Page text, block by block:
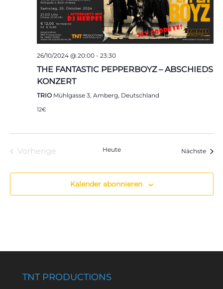
26/10/2024 @ 20:00- 23:30
THE FANTASTIC PEPPERBOYZ – ABSCHIEDS
KONZERT
TRIO Mühlgasse 3, Amberg, Deutschland
12€
Vorherige
Heute Nächste
Kalender abonnieren
TNT PRODUCTIONS